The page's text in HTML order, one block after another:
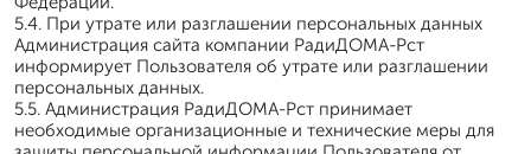
5.4. При утрате или разглашении персональных данных
Администрация сайта компании РадиДОМА-Рст
информирует Пользователя об утрате или разглашении
персональных данных.
5.5. Администрация РадиДОМА-Рст принимает
необходимые организационные и технические меры для